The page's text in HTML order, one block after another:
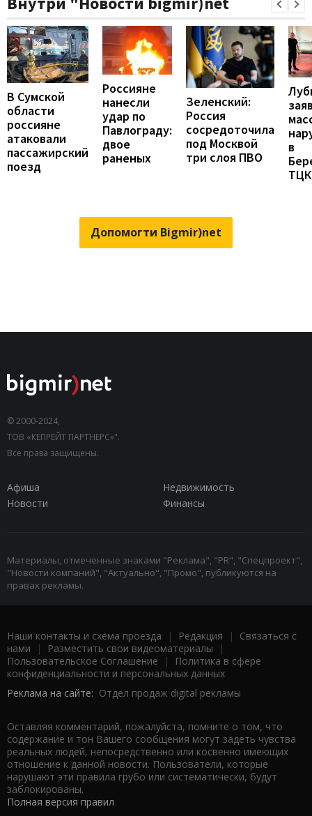
В Сумской
области
россияне
атаковали
пассажирский
поезд
Россияне
нанесли
удар по
Павлограду:
двое
раненых
Зеленский:
Россия
сосредоточила
под Москвой
три слоя ПВО
в
ТЦК
Допомогти Bigmir)net
© 2000-2024,
ТОВ «КЕПРЕЙТ ПАРТНЕРС»".
Все права защищены.
Афиша
Недвижимость
Новости
Финансы
Материалы, отмеченные знаками "Реклама", "PR", "Спецпроект",
"Новости компаний", "Актуально", "Промо", публикуются на
правах рекламы.
Наши контакты и схема проезда | Редакция | Связаться с
нами | Разместить свои видеоматериалы |
Пользовательское Соглашение |
Политика в сфере
конфиденциальности и персональных данных
Реклама на сайте: Отдел продаж digital рекламы
Оставляя комментарий, пожалуйста, помните о том, что
содержание и тон Вашего сообщения могут задеть чувства
реальных людей, непосредственно или косвенно имеющих
отношение к данной новости. Пользователи, которые
нарушают эти правила грубо или систематически, будут
заблокированы.
Полная версия правил